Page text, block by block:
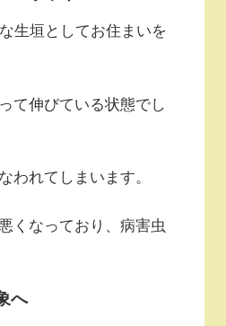
生垣としてお住まいを
て伸びている状態でし
われてしまいます。
くなっており、病害虫
へ